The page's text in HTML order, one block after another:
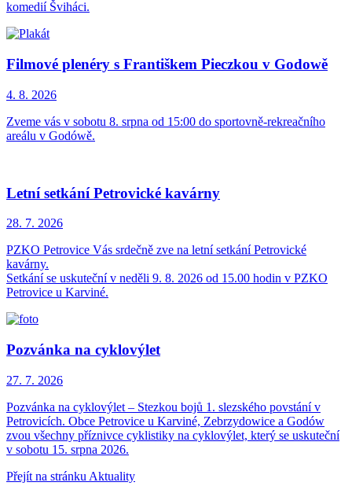
komedií Šviháci.
Filmové plenéry s Františkem Pieczkou v Godowě
4. 8. 2026
Zveme vás v sobotu 8. srpna od 15:00 do sportovně-rekreačního
areálu v Godówě.
Letní setkání Petrovické kavárny
28. 7. 2026
PZKO Petrovice Vás srdečně zve na letní setkání Petrovické
kavárny.
Setkání se uskuteční v neděli 9. 8. 2026 od 15.00 hodin v PZKO
Petrovice u Karviné.
Pozvánka na cyklovýlet
27. 7. 2026
Pozvánka na cyklovýlet – Stezkou bojů 1. slezského povstání v
Petrovicích. Obce Petrovice u Karviné, Zebrzydowice a Godów
zvou všechny příznivce cyklistiky na cyklovýlet, který se uskuteční
v sobotu 15. srpna 2026.
Přejít na stránku Aktuality